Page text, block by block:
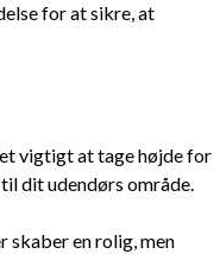
for at sikre, at
vigtigt at tage højde for
dit udendørs område.
skaber en rolig, men